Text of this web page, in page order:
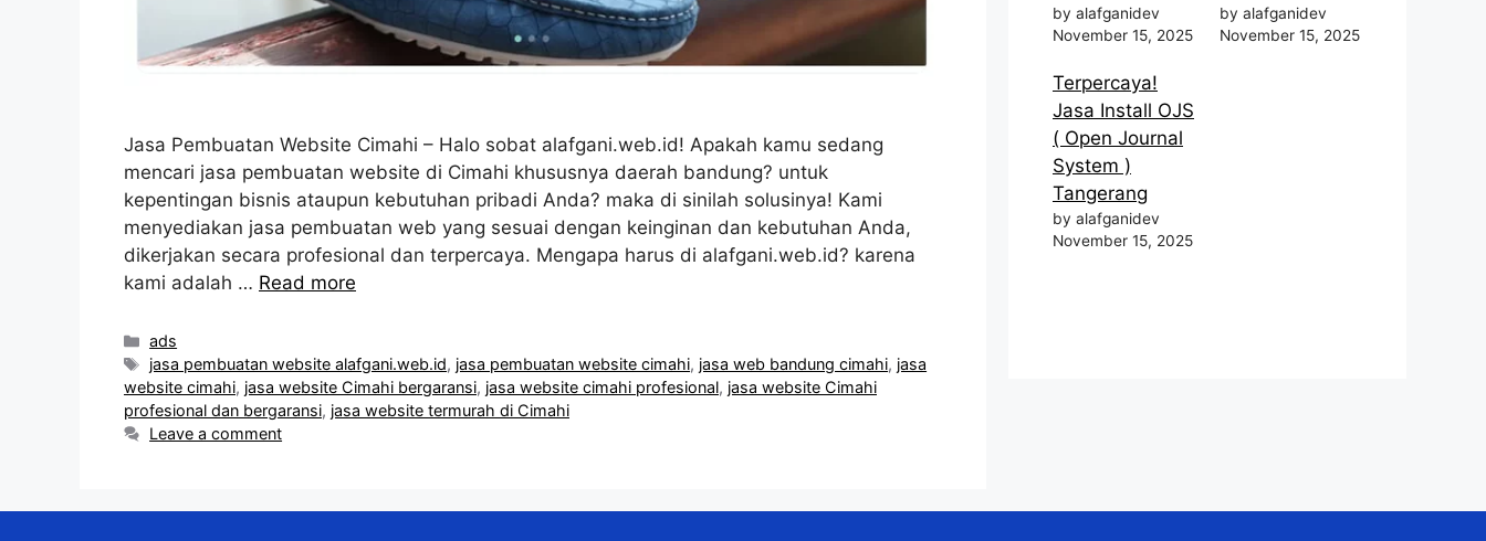
Jasa Pembuatan Website Cimahi – Halo sobat alafgani.web.id! Apakah kamu sedang
mencari jasa pembuatan website di Cimahi khususnya daerah bandung? untuk
kepentingan bisnis ataupun kebutuhan pribadi Anda? maka di sinilah solusinya! Kami
menyediakan jasa pembuatan web yang sesuai dengan keinginan dan kebutuhan Anda,
dikerjakan secara profesional dan terpercaya. Mengapa harus di alafgani.web.id? karena
kami adalah … Read more
Categories
ads
Tags
jasa pembuatan website alafgani.web.id, jasa pembuatan website cimahi, jasa web bandung cimahi, jasa
website cimahi, jasa website Cimahi bergaransi, jasa website cimahi profesional, jasa website Cimahi
profesional dan bergaransi, jasa website termurah di Cimahi
Leave a comment
by alafganidev
November 15, 2025
by alafganidev
November 15, 2025
Terpercaya!
Jasa Install OJS
( Open Journal
System )
Tangerang
by alafganidev
November 15, 2025